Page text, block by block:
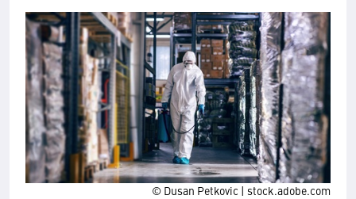
© Dusan Petkovic | stock.adobe.com